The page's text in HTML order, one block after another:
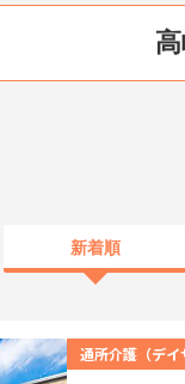
新着順
通所介護（デイ